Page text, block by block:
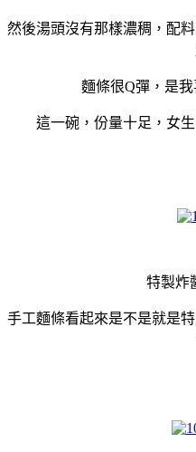
然後湯頭沒有那樣濃稠，配
麵條很Q彈，是
這一碗，份量十足，女
特製炸
手工麵條看起來是不是就是